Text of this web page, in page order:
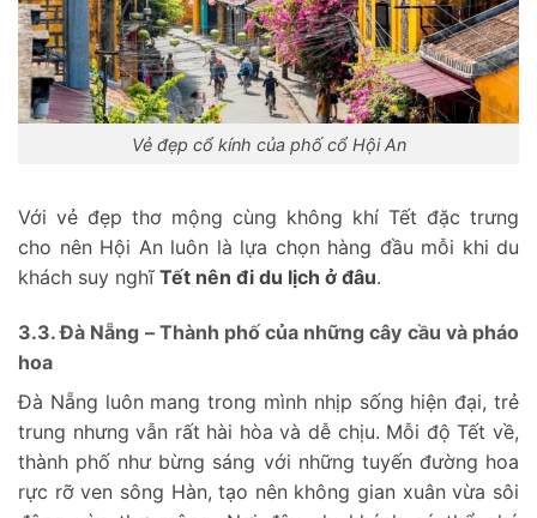
Vẻ đẹp cổ kính của phố cổ Hội An
Với vẻ đẹp thơ mộng cùng không khí Tết đặc trưng
cho nên Hội An luôn là lựa chọn hàng đầu mỗi khi du
khách suy nghĩ Tết nên đi du lịch ở đâu.
3.3. Đà Nẵng – Thành phố của những cây cầu và pháo
hoa
Đà Nẵng luôn mang trong mình nhịp sống hiện đại, trẻ
trung nhưng vẫn rất hài hòa và dễ chịu. Mỗi độ Tết về,
thành phố như bừng sáng với những tuyến đường hoa
rực rỡ ven sông Hàn, tạo nên không gian xuân vừa sôi